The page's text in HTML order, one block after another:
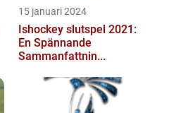
15 januari 2024
Ishockey slutspel 2021:
En Spännande
Sammanfattnin...